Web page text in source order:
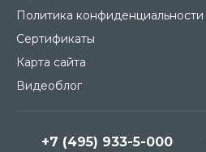
Политика конфиденциальности
Сертификаты
Карта сайта
Видеоблог
+7 (495) 933-5-000